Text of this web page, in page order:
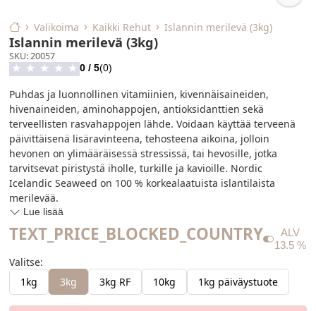
Valikoima Kaikki Rehut Islannin merilevä (3kg)
Islannin merilevä (3kg)
SKU:20057
★ ★ ★ ★ ★ 0 / 5(0)
Puhdas ja luonnollinen vitamiinien, kivennäisaineiden,
hivenaineiden, aminohappojen, antioksidanttien sekä
terveellisten rasvahappojen lähde. Voidaan käyttää terveenä
päivittäisenä lisäravinteena, tehosteena aikoina, jolloin
hevonen on ylimääräisessä stressissä, tai hevosille, jotka
tarvitsevat piristystä iholle, turkille ja kavioille. Nordic
Icelandic Seaweed on 100 % korkealaatuista islantilaista
merilevää.
Lue lisää
TEXT_PRICE_BLOCKED_COUNTRY
ALV
13.5%
Valitse:
1kg
3kg 3kg RF 10kg 1kg päiväystuote